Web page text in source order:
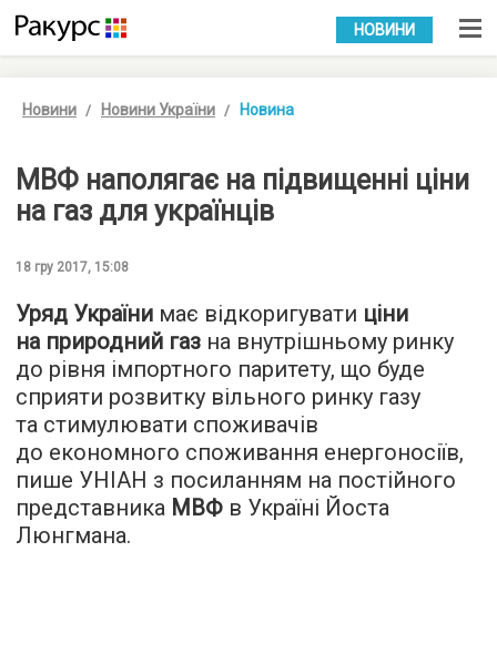
УКР РУС
НОВИНИ
Новини Новини України Новина
МВФ наполягає на підвищенні ціни
на газ для українців
18 гру 2017, 15:08
Уряд України має відкоригувати ціни
на природний газ на внутрішньому ринку
до рівня імпортного паритету, що буде
сприяти розвитку вільного ринку газу
та стимулювати споживачів
до економного споживання енергоносіїв,
пише УНІАН з посиланням на постійного
представника МВФ в Україні Йоста
Люнгмана.